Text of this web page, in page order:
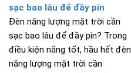
sạc bao lâu để đầy pin
Đèn năng lượng mặt trời cần
sạc bao lâu để đầy pin? Trong
điều kiện nắng tốt, hầu hết đèn
năng lượng mặt trời cần